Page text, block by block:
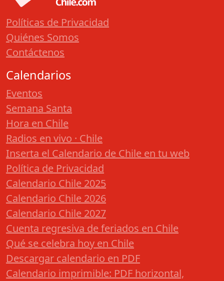
Políticas de Privacidad
Quiénes Somos
Contáctenos
Calendarios
Eventos
Semana Santa
Hora en Chile
Radios en vivo · Chile
Inserta el Calendario de Chile en tu web
Política de Privacidad
Calendario Chile 2025
Calendario Chile 2026
Calendario Chile 2027
Cuenta regresiva de feriados en Chile
Qué se celebra hoy en Chile
Descargar calendario en PDF
Calendario imprimible: PDF horizontal,